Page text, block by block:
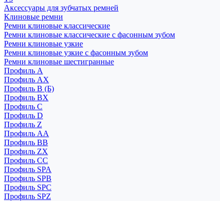
Аксессуары для зубчатых ремней
Клиновые ремни
Ремни клиновые классические
Ремни клиновые классические с фасонным зубом
Ремни клиновые узкие
Ремни клиновые узкие с фасонным зубом
Ремни клиновые шестигранные
Профиль A
Профиль AX
Профиль B (Б)
Профиль BX
Профиль C
Профиль D
Профиль Z
Профиль АА
Профиль BB
Профиль ZX
Профиль CC
Профиль SPA
Профиль SPB
Профиль SPC
Профиль SPZ